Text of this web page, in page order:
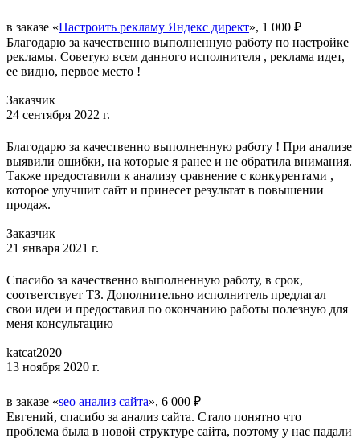
в заказе «Настроить рекламу Яндекс директ», 1 000 ₽
Благодарю за качественно выполненную работу по настройке
рекламы. Советую всем данного исполнителя , реклама идет,
ее видно, первое место !
Заказчик
24 сентября 2022 г.
Благодарю за качественно выполненную работу ! При анализе
выявили ошибки, на которые я ранее и не обратила внимания.
Также предоставили к анализу сравнение с конкурентами ,
которое улучшит сайт и принесет результат в повышении
продаж.
Заказчик
21 января 2021 г.
Спасибо за качественно выполненную работу, в срок,
соответствует ТЗ. Дополнительно исполнитель предлагал
свои идеи и предоставил по окончанию работы полезную для
меня консультацию
katcat2020
13 ноября 2020 г.
в заказе «seo анализ сайта», 6 000 ₽
Евгений, спасибо за анализ сайта. Стало понятно что
проблема была в новой структуре сайта, поэтому у нас падали